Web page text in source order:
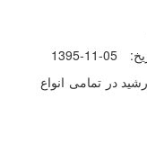
1395-11-05
در تمامی انواع